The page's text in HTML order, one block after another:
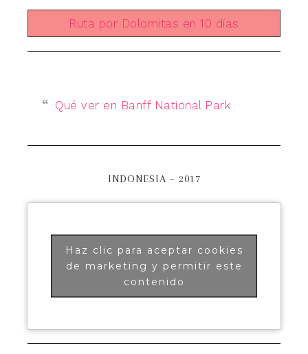
Ruta por Dolomitas en 10 días
Qué ver en Banff National Park
INDONESIA – 2017
Haz clic para aceptar cookies
de marketing y permitir este
contenido